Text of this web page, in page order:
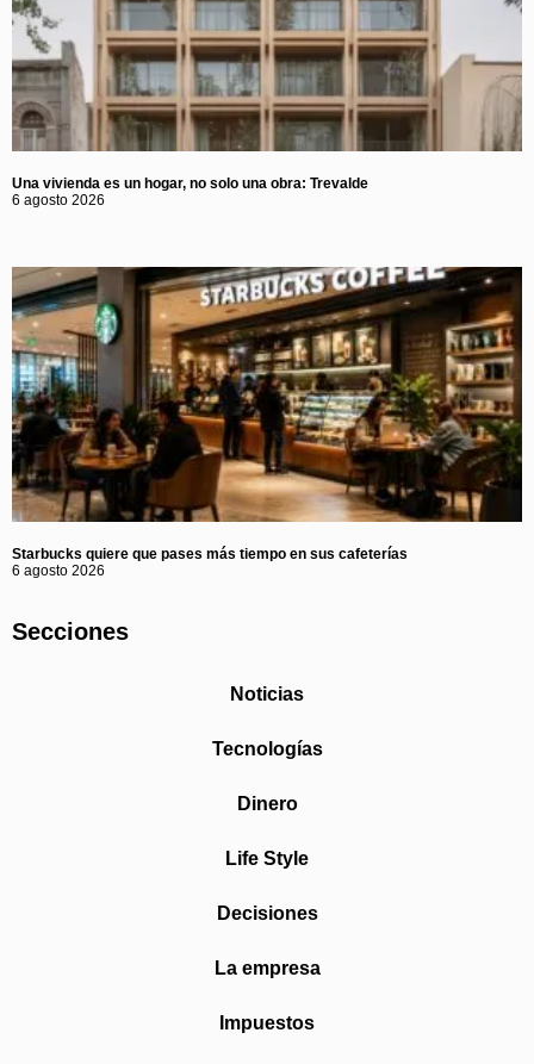
Una vivienda es un hogar, no solo una obra: Trevalde
6 agosto 2026
Starbucks quiere que pases más tiempo en sus cafeterías
6 agosto 2026
Secciones
Noticias
Tecnologías
Dinero
Life Style
Decisiones
La empresa
Impuestos